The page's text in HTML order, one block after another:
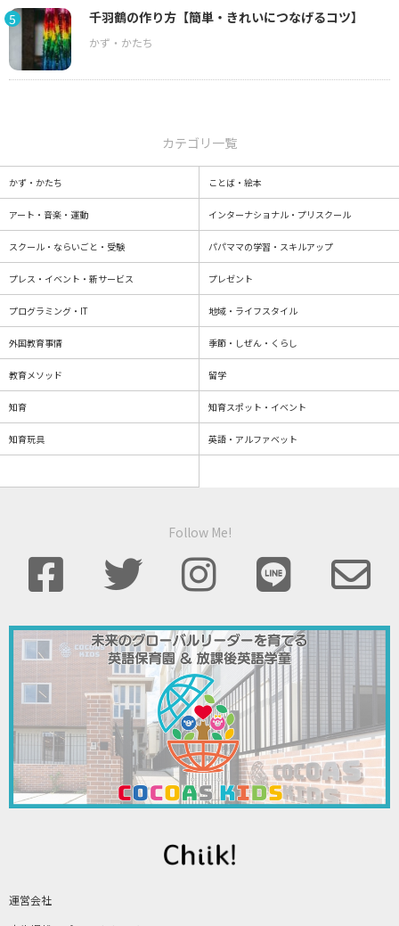
5 千羽鶴の作り方【簡単・きれいにつなげるコツ】
運営会社
カテゴリ一覧
かず・かたち ことば・絵本
アート・音楽・運動 インターナショナル・プリスクール
スクール・ならいごと・受験 パパママの学習・スキルアップ
プレス・イベント・新サービス プレゼント
プログラミング・IT 地域・ライフスタイル
外国教育事情 季節・しぜん・くらし
教育メソッド 留学
知育 知育スポット・イベント
知育玩具 英語・アルファベット
Follow Me!